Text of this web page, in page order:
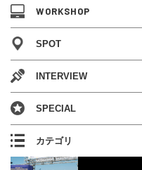
WORKSHOP
SPOT
INTERVIEW
SPECIAL
カテゴリ